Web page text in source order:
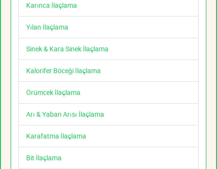
Karınca İlaçlama
Yılan İlaçlama
Sinek & Kara Sinek İlaçlama
Kalorifer Böceği İlaçlama
Örümcek İlaçlama
Arı & Yaban Arısı İlaçlama
Karafatma İlaçlama
Bit İlaçlama